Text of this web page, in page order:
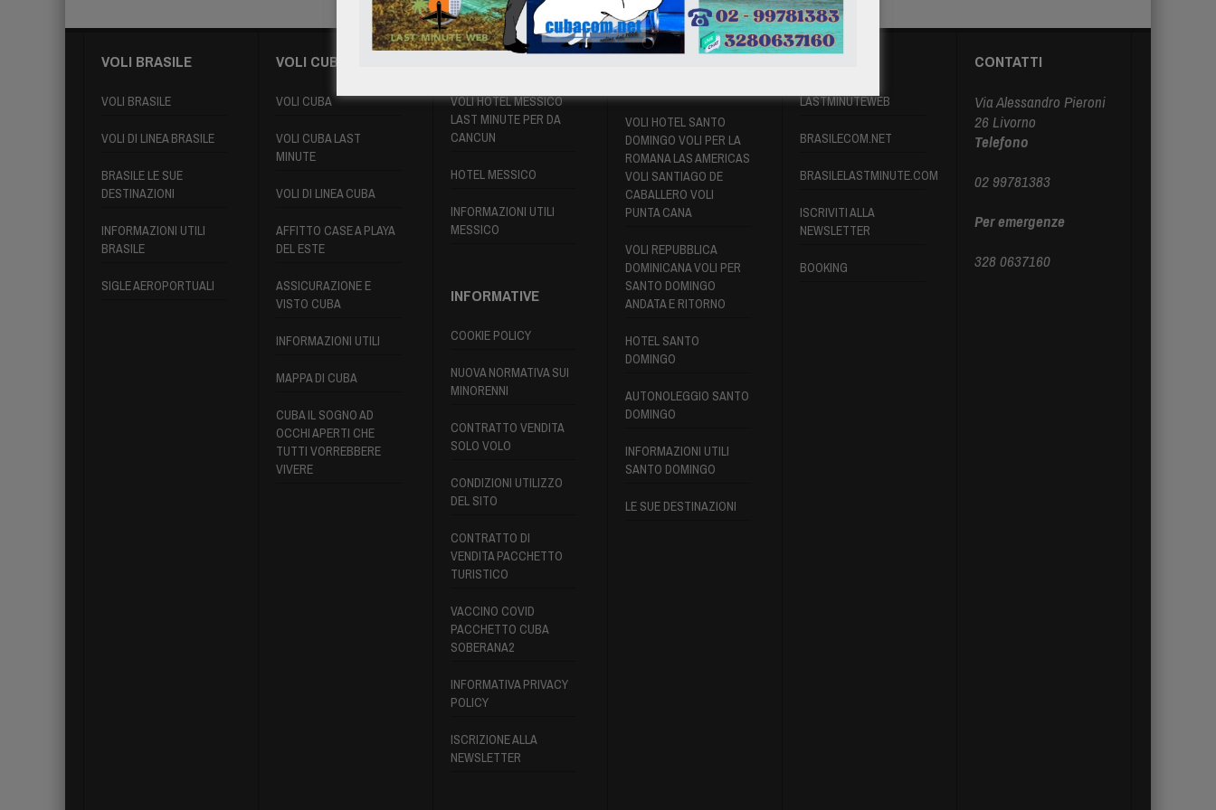
VOLI BRASILE
VOLI BRASILE
VOLI DI LINEA BRASILE
BRASILE LE SUE
DESTINAZIONI
INFORMAZIONI UTILI
BRASILE
SIGLE AEROPORTUALI
VOLI CUBA
VOLI CUBA
VOLI CUBA LAST
MINUTE
VOLI DI LINEA CUBA
AFFITTO CASE A PLAYA
DEL ESTE
ASSICURAZIONE E
VISTO CUBA
INFORMAZIONI UTILI
MAPPA DI CUBA
CUBA IL SOGNO AD
OCCHI APERTI CHE
TUTTI VORREBBERE
VIVERE
VOLI MESSICO
VOLI HOTEL MESSICO
LAST MINUTE PER DA
CANCUN
HOTEL MESSICO
INFORMAZIONI UTILI
MESSICO
INFORMATIVE
COOKIE POLICY
NUOVA NORMATIVA SUI
MINORENNI
CONTRATTO VENDITA
SOLO VOLO
CONDIZIONI UTILIZZO
DEL SITO
CONTRATTO DI
VENDITA PACCHETTO
TURISTICO
VACCINO COVID
PACCHETTO CUBA
SOBERANA2
INFORMATIVA PRIVACY
POLICY
ISCRIZIONE ALLA
NEWSLETTER
VOLI SANTO
VOLI HOTEL SANTO
DOMINGO VOLI PER LA
ROMANA LAS AMERICAS
VOLI SANTIAGO DE
CABALLERO VOLI
PUNTA CANA
VOLI REPUBBLICA
DOMINICANA VOLI PER
SANTO DOMINGO
ANDATA E RITORNO
HOTEL SANTO
DOMINGO
AUTONOLEGGIO SANTO
DOMINGO
INFORMAZIONI UTILI
SANTO DOMINGO
LE SUE DESTINAZIONI
PARTNER
LASTMINUTEWEB
BRASILECOM.NET
BRASILELASTMINUTE.COM
ISCRIVITI ALLA
NEWSLETTER
BOOKING
CONTATTI
Via Alessandro Pieroni
26 Livorno
Telefono
02 99781383
Per emergenze
328 0637160